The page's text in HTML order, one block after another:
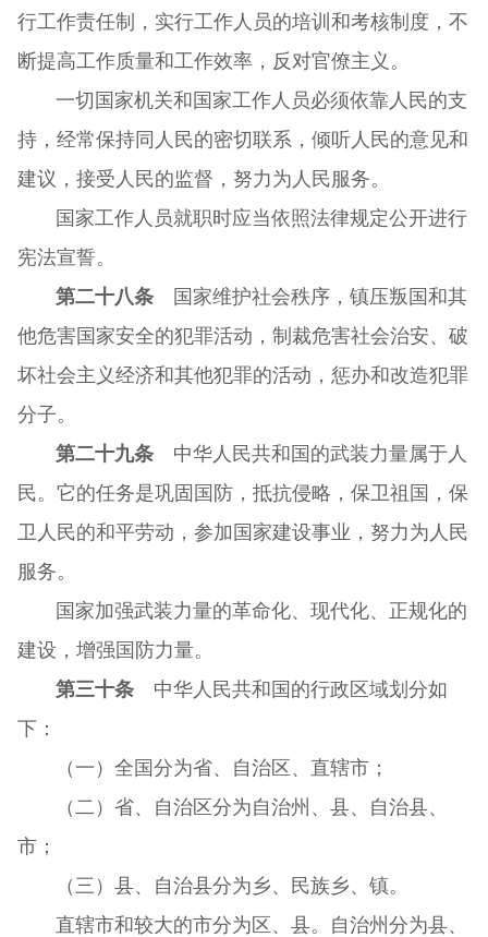
行工作责任制，实行工作人员的培训和考核制度，不
断提高工作质量和工作效率，反对官僚主义。
一切国家机关和国家工作人员必须依靠人民的支
持，经常保持同人民的密切联系，倾听人民的意见和
建议，接受人民的监督，努力为人民服务。
国家工作人员就职时应当依照法律规定公开进行
宪法宣誓。
第二十八条国家维护社会秩序，镇压叛国和其
他危害国家安全的犯罪活动，制裁危害社会治安、破
坏社会主义经济和其他犯罪的活动，惩办和改造犯罪
分子。
第二十九条中华人民共和国的武装力量属于人
民。它的任务是巩固国防，抵抗侵略，保卫祖国，保
卫人民的和平劳动，参加国家建设事业，努力为人民
服务。
国家加强武装力量的革命化、现代化、正规化的
建设，增强国防力量。
第三十条中华人民共和国的行政区域划分如
下：
（一）全国分为省、自治区、直辖市；
（二）省、自治区分为自治州、县、自治县、
市；
（三）县、自治县分为乡、民族乡、镇。
直辖市和较大的市分为区、县。自治州分为县、